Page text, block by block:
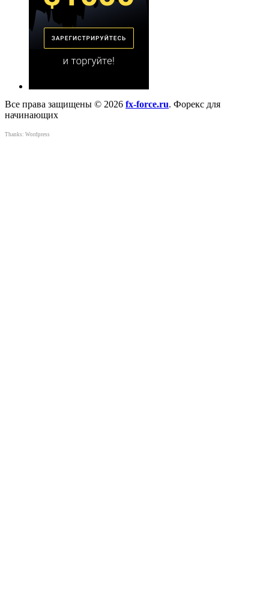
Все права защищены © 2026 fx-force.ru. Форекс для
начинающих
Thanks: Wordpress